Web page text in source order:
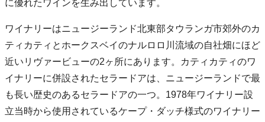
に優れたワインを生み出しています。
ワイナリーはニュージーランド北東部タウランガ市郊外のカ
ティカティとホークスベイのナルロロ川流域の自社畑にほど
近いリヴァービューの2ヶ所にあります。カティカティのワ
イナリーに併設されたセラードアは、ニュージーランドで最
も長い歴史のあるセラードアの一つ。1978年ワイナリー設
立当時から使用されているケープ・ダッチ様式のワイナリー